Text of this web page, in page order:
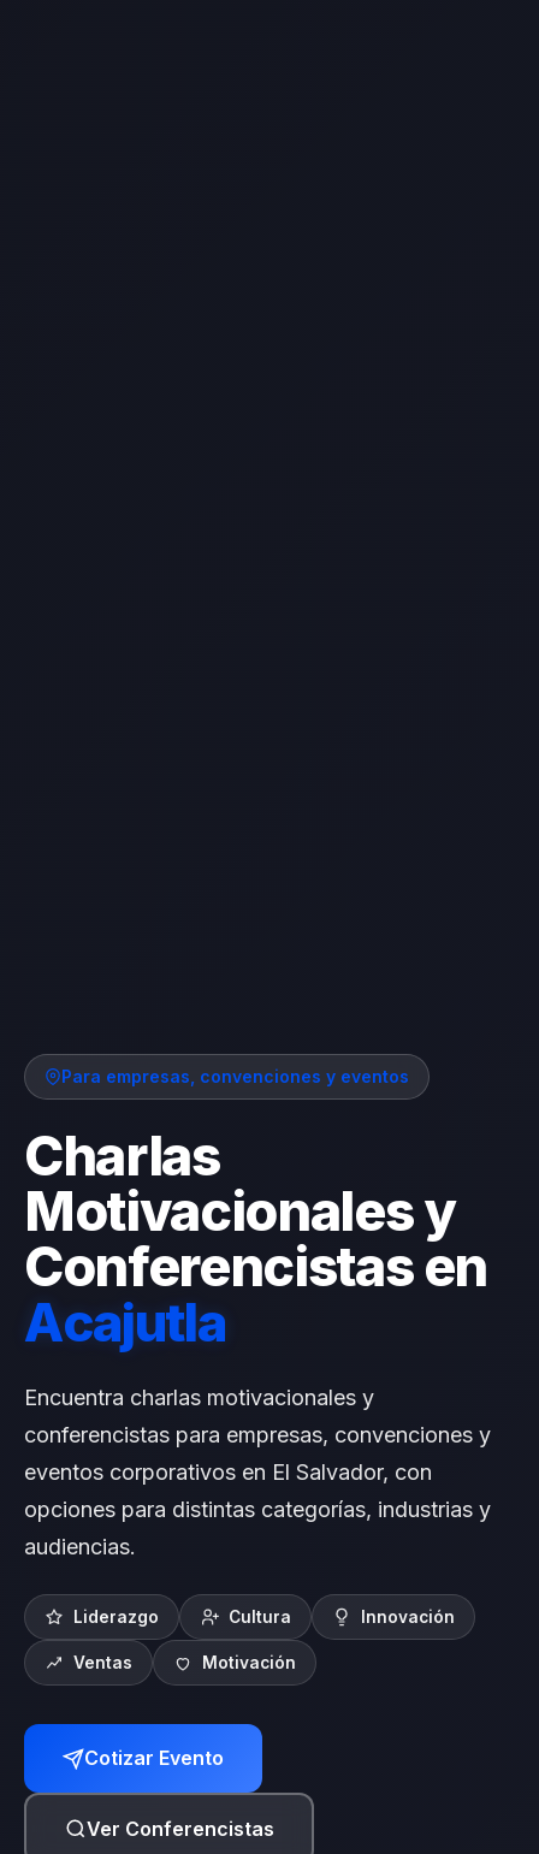
Para empresas, convenciones y eventos
Charlas
Motivacionales y
Conferencistas en
Ahuacha
Encuentra charlas motivacionales y
conferencistas para empresas, convenciones y
eventos corporativos en El Salvador, con
opciones para distintas categorías, industrias y
audiencias.
Liderazgo Cultura Innovación
Ventas Motivación
Cotizar Evento
Ver Conferencistas